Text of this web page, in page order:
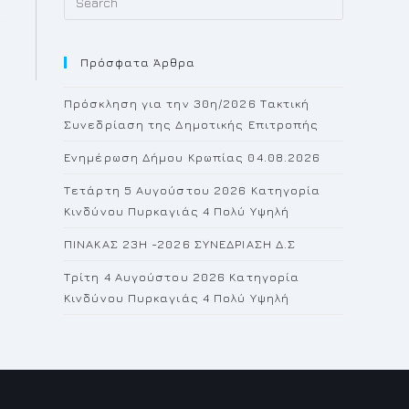
Escape
Πρόσφατα Άρθρα
Πρόσκληση για την 30η/2026 Τακτική
Συνεδρίαση της Δημοτικής Επιτροπής
Ενημέρωση Δήμου Κρωπίας 04.08.2026
Τετάρτη 5 Αυγούστου 2026 Κατηγορία
Κινδύνου Πυρκαγιάς 4 Πολύ Υψηλή
ΠΙΝΑΚΑΣ 23H -2026 ΣΥΝΕΔΡΙΑΣΗ Δ.Σ
Τρίτη 4 Αυγούστου 2026 Κατηγορία
Κινδύνου Πυρκαγιάς 4 Πολύ Υψηλή